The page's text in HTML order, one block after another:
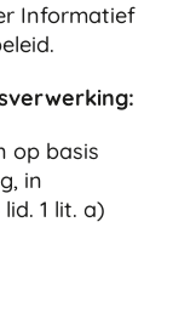
Informatief
op basis
in
1 lit. a)